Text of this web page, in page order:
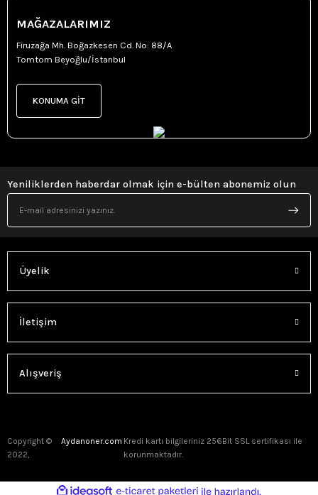
MAĞAZALARIMIZ
Firuzağa Mh. Boğazkesen Cd. No: 88/A
Tomtom Beyoğlu/İstanbul
KONUMA GİT
Yeniliklerden haberdar olmak için e-bülten abonemiz olun
Üyelik
İletişim
Alışveriş
Copyright ©
2022,
Aydanoner.com Kredi kartı bilgileriniz 256Bit SSL sertifikası ile
korunmaktadır.
ideasoft e-